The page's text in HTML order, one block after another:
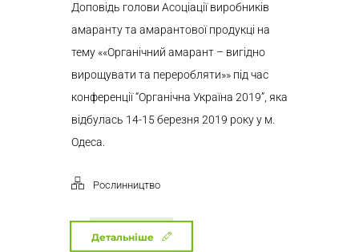
Доповідь голови Асоціації виробників
амаранту та амарантової продукці на
тему ««Органічний амарант – вигідно
вирощувати та переробляти»» під час
конференції “Органічна Україна 2019”, яка
відбулась 14-15 березня 2019 року у м.
Одеса.
Рослинництво
Детальніше